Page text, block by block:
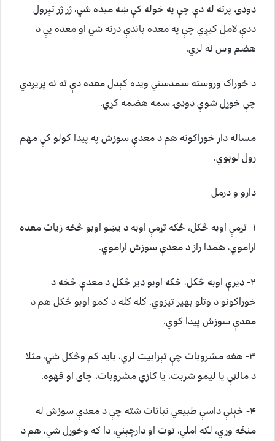
ډوډۍ پرته له دې چې په خوله کې ښه میده شي، ژر ژر تېرول
ددې لامل کیږي چې په معده باندې درنه شي او معده یې د
هضم وس نه لري.
د خوراک وروسته سمدستي ویده کېدل معده دې ته نه پریږدي
چې خوړل شوې ډوډۍ سمه هضمه کړي.
مساله دار خوراکونه هم د معدې سوزش په پیدا کولو کې مهم
رول لوبوي.
دارو و درمل
۱- تړمې اوبه څکل، ځکه تړمې اوبه د يښو اوبو څخه زیات معده
اراموي، همدا راز د معدې سوزش اراموي.
۲- ډیرې اوبه څکل، ځکه اوبو ډیر څکل د معدې څخه د
خوراکونو د وتلو بهیر تیزوي. کله کله د کمو اوبو څکل هم د
معدې سوزش پیدا کوي.
۳- هغه مشروبات چې تېزابیت لري، باید کم وڅکل شي، مثلا
د مالټې یا لیمو شربت، یا ګازي مشروبات، چای او قهوه.
۴- ځېنې داسې طبیعي نباتات شته چې د معدې سوزش له
منځه وړي، لکه املي، توت او دارچېني، دا که وخوړل شي، هم د